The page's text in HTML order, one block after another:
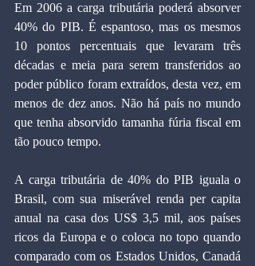
Em 2006 a carga tributária poderá absorver
40% do PIB. É espantoso, mas os mesmos
10 pontos percentuais que levaram três
décadas e meia para serem transferidos ao
poder público foram extraídos, desta vez, em
menos de dez anos. Não há país no mundo
que tenha absorvido tamanha fúria fiscal em
tão pouco tempo.
A carga tributária de 40% do PIB iguala o
Brasil, com sua miserável renda per capita
anual na casa dos US$ 3,5 mil, aos países
ricos da Europa e o coloca no topo quando
comparado com os Estados Unidos, Canadá